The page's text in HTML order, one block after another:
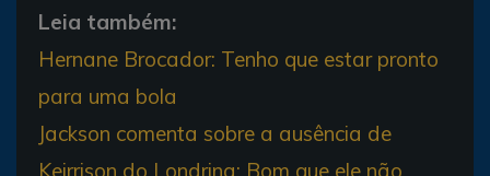
Leia também:
Hernane Brocador: Tenho que estar pronto
para uma bola
Jackson comenta sobre a ausência de
Keirrison do Londrina: Bom que ele não